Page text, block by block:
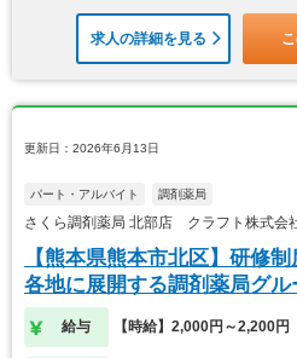
求人の詳細を見る
更新日：2026年6月13日
パート・アルバイト 調剤薬局
さくら調剤薬局 北部店 クラフト株式会
【熊本県熊本市北区】研修
各地に展開する調剤薬局グ
給与 【時給】2,000円～2,200円